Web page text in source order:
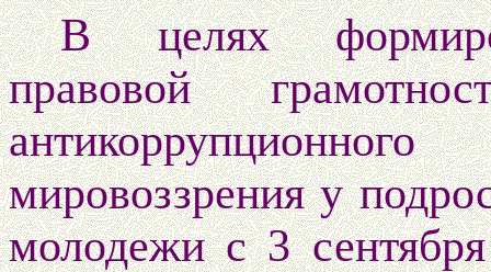
В целях
правовой
антикоррупционного
мировоззрения у
молодежи с 3